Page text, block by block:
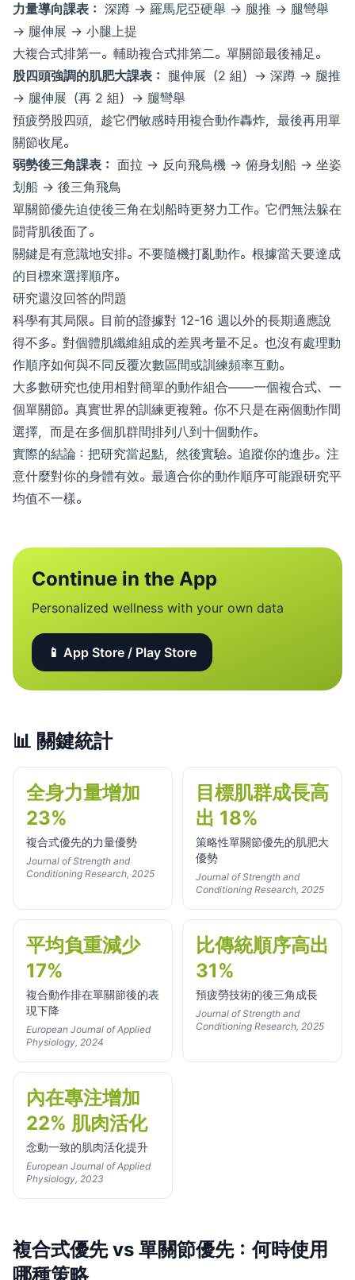
力量導向課表： 深蹲 → 羅馬尼亞硬舉 → 腿推 → 腿彎舉
→ 腿伸展 → 小腿上提
大複合式排第一。輔助複合式排第二。單關節最後補足。
股四頭強調的肌肥大課表： 腿伸展（2 組）→ 深蹲 → 腿推
→ 腿伸展（再 2 組）→ 腿彎舉
預疲勞股四頭，趁它們敏感時用複合動作轟炸，最後再用單
關節收尾。
弱勢後三角課表： 面拉 → 反向飛鳥機 → 俯身划船 → 坐姿
划船 → 後三角飛鳥
單關節優先迫使後三角在划船時更努力工作。它們無法躲在
闘背肌後面了。
關鍵是有意識地安排。不要隨機打亂動作。根據當天要達成
的目標來選擇順序。
研究還沒回答的問題
科學有其局限。目前的證據對 12-16 週以外的長期適應說
得不多。對個體肌纖維組成的差異考量不足。也沒有處理動
作順序如何與不同反覆次數區間或訓練頻率互動。
大多數研究也使用相對簡單的動作組合——一個複合式、一
個單關節。真實世界的訓練更複雜。你不只是在兩個動作間
選擇，而是在多個肌群間排列八到十個動作。
實際的結論：把研究當起點，然後實驗。追蹤你的進步。注
意什麼對你的身體有效。最適合你的動作順序可能跟研究平
均值不一樣。
Continue in the App
Personalized wellness with your own data
📱 App Store / Play Store
📊 關鍵統計
全身力量增加
23%
複合式優先的力量優勢
Journal of Strength and
Conditioning Research, 2025
目標肌群成長高
出 18%
策略性單關節優先的肌肥大
優勢
Journal of Strength and
Conditioning Research, 2025
平均負重減少
17%
複合動作排在單關節後的表
現下降
European Journal of Applied
Physiology, 2024
比傳統順序高出
31%
預疲勞技術的後三角成長
Journal of Strength and
Conditioning Research, 2025
內在專注增加
22% 肌肉活化
念動一致的肌肉活化提升
European Journal of Applied
Physiology, 2023
複合式優先 vs 單關節優先：何時使用
哪種策略